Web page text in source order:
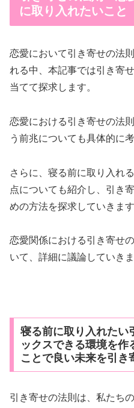
に取り入れたいこと
恋愛において引き寄せの法
れる中、本記事では引き寄
当てて探求します。
恋愛における引き寄せの法
う前兆についても具体的に
さらに、寝る前に取り入れ
点についても紹介し、引き
めの方法を探求していきます
恋愛関係における引き寄せ
いて、詳細に議論していきま
寝る前に取り入れたい
ックスできる環境を作
ことで良い未来を引き
引き寄せの法則は、私たち